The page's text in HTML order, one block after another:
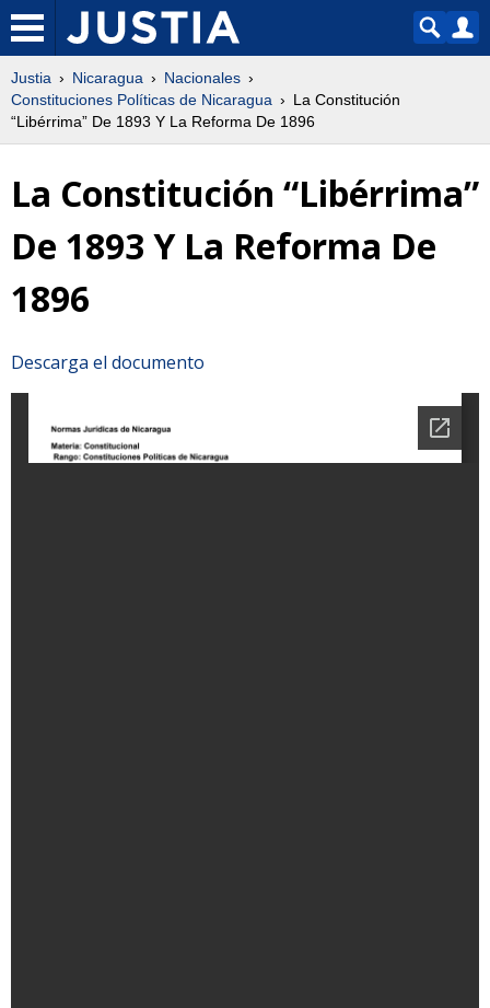
Justia Nicaragua
Nacionales
Constituciones Políticas de Nicaragua
La Constitución
“Libérrima” De 1893 Y La Reforma De 1896
La Constitución “Libérrima”
De 1893 Y La Reforma De
1896
Descarga el documento